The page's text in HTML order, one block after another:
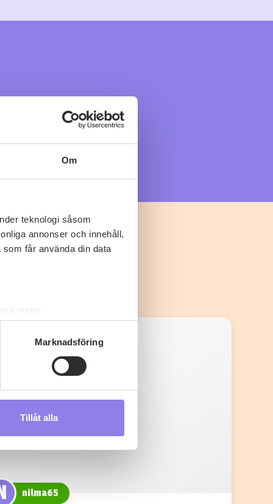
Om
teknologi såsom
annonser och innehåll,
får använda din data
. Du kan ändra
Marknadsföring
Tillåt alla
nilma65